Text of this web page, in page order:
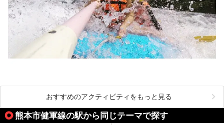
おすすめのアクティビティをもっと見る
熊本市健軍線の駅から同じテーマで探す